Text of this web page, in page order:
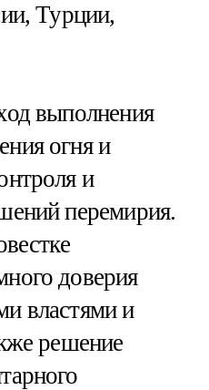
Турции,
выполнения
огня и
и
перемирия.
доверия
властями и
решение